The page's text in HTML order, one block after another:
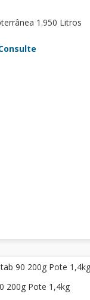
1.950 Litros
200g Pote 1,4kg